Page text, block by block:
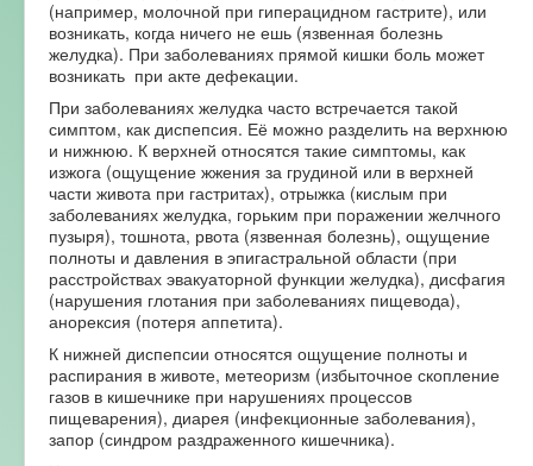
(например, молочной при гиперацидном гастрите), или
возникать, когда ничего не ешь (язвенная болезнь
желудка). При заболеваниях прямой кишки боль может
возникать при акте дефекации.
При заболеваниях желудка часто встречается такой
симптом, как диспепсия. Её можно разделить на верхнюю
и нижнюю. К верхней относятся такие симптомы, как
изжога (ощущение жжения за грудиной или в верхней
части живота при гастритах), отрыжка (кислым при
заболеваниях желудка, горьким при поражении желчного
пузыря), тошнота, рвота (язвенная болезнь), ощущение
полноты и давления в эпигастральной области (при
расстройствах эвакуаторной функции желудка), дисфагия
(нарушения глотания при заболеваниях пищевода),
анорексия (потеря аппетита).
К нижней диспепсии относятся ощущение полноты и
распирания в животе, метеоризм (избыточное скопление
газов в кишечнике при нарушениях процессов
пищеварения), диарея (инфекционные заболевания),
запор (синдром раздраженного кишечника).